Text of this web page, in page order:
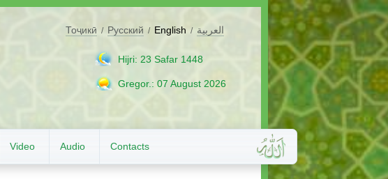
Тоҷикӣ / Русский / English / العربية
Hijri: 23 Safar 1448
Gregor.: 07 August 2026
Video Audio Contacts